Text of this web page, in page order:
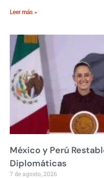
Leer más »
México y Perú
Diplomáticas
7 de agosto, 2026